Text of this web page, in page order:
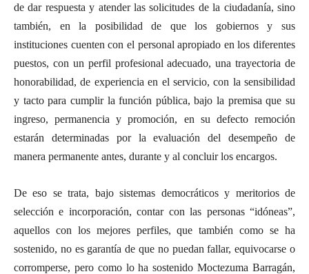
de dar respuesta y atender las solicitudes de la ciudadanía, sino
también, en la posibilidad de que los gobiernos y sus
instituciones cuenten con el personal apropiado en los diferentes
puestos, con un perfil profesional adecuado, una trayectoria de
honorabilidad, de experiencia en el servicio, con la sensibilidad
y tacto para cumplir la función pública, bajo la premisa que su
ingreso, permanencia y promoción, en su defecto remoción
estarán determinadas por la evaluación del desempeño de
manera permanente antes, durante y al concluir los encargos.
De eso se trata, bajo sistemas democráticos y meritorios de
selección e incorporación, contar con las personas “idóneas”,
aquellos con los mejores perfiles, que también como se ha
sostenido, no es garantía de que no puedan fallar, equivocarse o
corromperse, pero como lo ha sostenido Moctezuma Barragán,